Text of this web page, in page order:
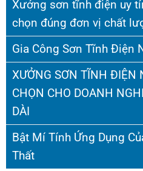
Xưởng sơn tĩnh điện uy
chọn đúng đơn vị chất
Gia Công Sơn Tĩnh Điện
XƯỞNG SƠN TĨNH ĐIỆN
CHỌN CHO DOANH
DÀI
Bật Mí Tính Ứng Dụng
Thất